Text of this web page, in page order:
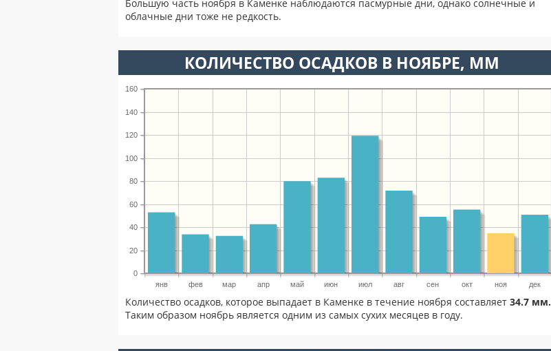
Большую часть ноября в Каменке наблюдаются пасмурные дни, однако солнечные и
облачные дни тоже не редкость.
КОЛИЧЕСТВО ОСАДКОВ В НОЯБРЕ, ММ
янв фев мар апр май июн июл авг сен окт ноя дек
0
20
40
60
80
100
120
140
160
Количество осадков, которое выпадает в Каменке в течение ноября составляет 34.7 мм.
Таким образом ноябрь является одним из самых сухих месяцев в году.